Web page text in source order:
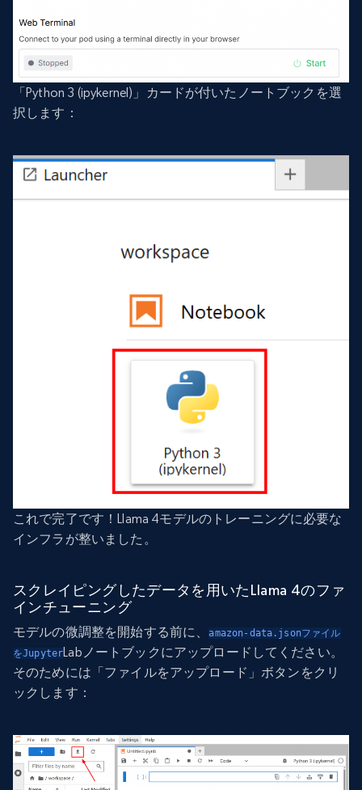
「Python 3 (ipykernel)」カードが付いたノートブックを選
択します：
これで完了です！Llama 4モデルのトレーニングに必要な
インフラが整いました。
スクレイピングしたデータを用いたLlama 4のファ
インチューニング
モデルの微調整を開始する前に、amazon-data.jsonファイル
をJupyterLabノートブックにアップロードしてください。
そのためには「ファイルをアップロード」ボタンをクリ
ックします：